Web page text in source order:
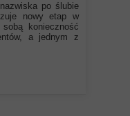
po ślubie
nowy etap w
konieczność
a jednym z